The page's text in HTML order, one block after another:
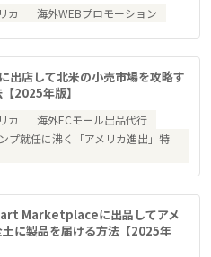
カ 海外WEBプロモーション
出店して北米の小売市場を攻略す
2025年版】
カ
海外ECモール出品代行
プ就任に沸く「アメリカ進出」特
Marketplaceに出品してアメ
土に製品を届ける方法【2025年